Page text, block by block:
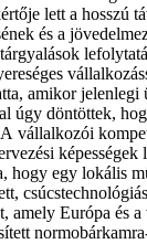
lett a hosszú
és a
amikor
úgy döntöttek,
vállalkozói
képességek
hogy egy lokális
amely Európa és